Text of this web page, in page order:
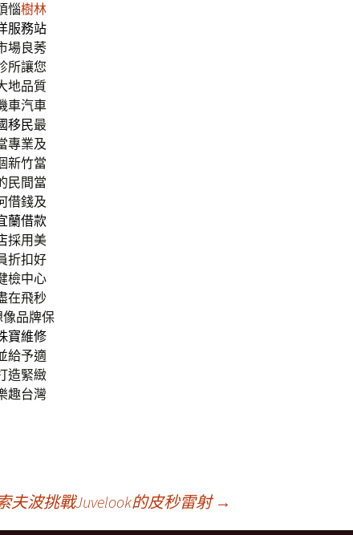
惱樹林
服務站
場良莠
所讓您
地品質
車汽車
移民最
專業及
新竹當
民間當
借錢及
蘭借款
採用美
折扣好
檢中心
在飛秒
品牌保
寶維修
給予適
造緊緻
趣台灣
夫波挑戰Juvelook的皮秒雷射 →